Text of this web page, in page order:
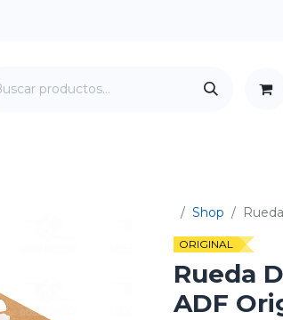
Shop
ORIGINAL
Rueda
ADF